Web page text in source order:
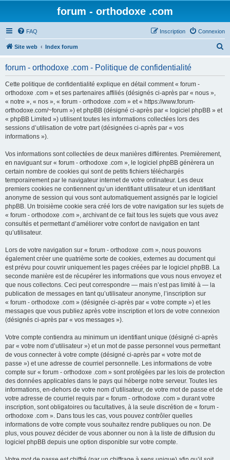
forum - orthodoxe .com
FAQ Connexion
Inscription
Site web Index forum
forum - orthodoxe .com - Politique de confidentialité
Cette politique de confidentialité explique en détail comment « forum -
orthodoxe .com » et ses partenaires affiliés (désignés ci-après par « nous »,
« notre », « nos », « forum - orthodoxe .com » et « https://www.forum-
orthodoxe.com/~forum ») et phpBB (désigné ci-après par « logiciel phpBB » et
« phpBB Limited ») utilisent toutes les informations collectées lors des
sessions d’utilisation de votre part (désignées ci-après par « vos
informations »).
Vos informations sont collectées de deux manières différentes. Premièrement,
en naviguant sur « forum - orthodoxe .com », le logiciel phpBB génèrera un
certain nombre de cookies qui sont de petits fichiers téléchargés
temporairement par le navigateur internet de votre ordinateur. Les deux
premiers cookies ne contiennent qu’un identifiant utilisateur et un identifiant
anonyme de session qui vous sont automatiquement assignés par le logiciel
phpBB. Un troisième cookie sera créé lors de votre navigation sur les sujets de
« forum - orthodoxe .com », archivant de ce fait tous les sujets que vous avez
consultés et permettant d’améliorer votre confort de navigation en tant
qu’utilisateur.
Lors de votre navigation sur « forum - orthodoxe .com », nous pouvons
également créer une quatrième sorte de cookies, externes au document qui
est prévu pour couvrir uniquement les pages créées par le logiciel phpBB. La
seconde manière est de récupérer les informations que vous nous envoyez et
que nous collectons. Ceci peut correspondre — mais n’est pas limité à — la
publication de messages en tant qu’utilisateur anonyme, l’inscription sur
« forum - orthodoxe .com » (désignée ci-après par « votre compte ») et les
messages que vous publiez après votre inscription et lors de votre connexion
(désignés ci-après par « vos messages »).
Votre compte contiendra au minimum un identifiant unique (désigné ci-après
par « votre nom d’utilisateur ») et un mot de passe personnel vous permettant
de vous connecter à votre compte (désigné ci-après par « votre mot de
passe ») et une adresse de courriel personnelle. Les informations de votre
compte sur « forum - orthodoxe .com » sont protégées par les lois de protection
des données applicables dans le pays qui héberge notre serveur. Toutes les
informations, en-dehors de votre nom d’utilisateur, de votre mot de passe et de
votre adresse de courriel requis par « forum - orthodoxe .com » durant votre
inscription, sont obligatoires ou facultatives, à la seule discrétion de « forum -
orthodoxe .com ». Dans tous les cas, vous pouvez contrôler quelles
informations de votre compte vous souhaitez rendre publiques ou non. De
plus, vous pouvez décider de vous abonner ou non à la liste de diffusion du
logiciel phpBB depuis une option disponible sur votre compte.